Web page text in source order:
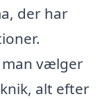
der har
man vælger
alt efter